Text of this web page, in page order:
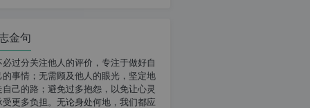
金句
必过分关注他人的评价，专注于做好自
的事情；无需顾及他人的眼光，坚定地
自己的路；避免过多抱怨，以免让心灵
受更多负担。无论身处何地，我们都应